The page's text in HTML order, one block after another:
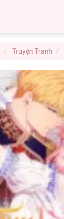
Truyện Tranh